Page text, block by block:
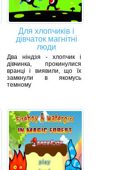
Для хлопчиків і
дівчаток магнітні
люди
Два ніндзя - хлопчик і
дівчинка, прокинулися
вранці і виявили, що їх
замкнули в якомусь
темному